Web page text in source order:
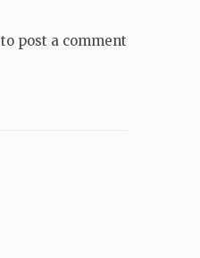
to post a comment.